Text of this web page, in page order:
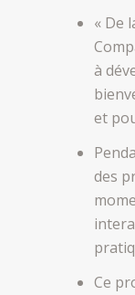
« De
à
et
des
Ce